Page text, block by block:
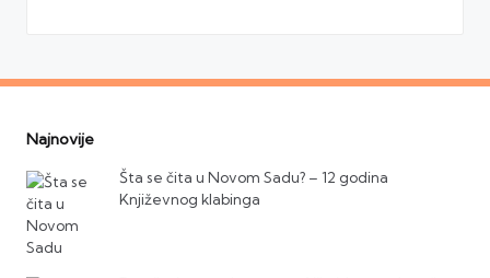
Najnovije
Šta se čita u Novom Sadu? – 12 godina
Književnog klabinga